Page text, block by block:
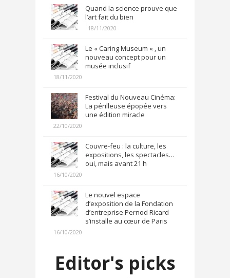
Quand la science prouve que
l’art fait du bien
18/11/2020
Le « Caring Museum « , un
nouveau concept pour un
musée inclusif
18/11/2020
Festival du Nouveau Cinéma:
La périlleuse épopée vers
une édition miracle
22/10/2020
Couvre-feu : la culture, les
expositions, les spectacles…
oui, mais avant 21 h
16/10/2020
Le nouvel espace
d’exposition de la Fondation
d’entreprise Pernod Ricard
s’installe au cœur de Paris
16/10/2020
Editor's picks